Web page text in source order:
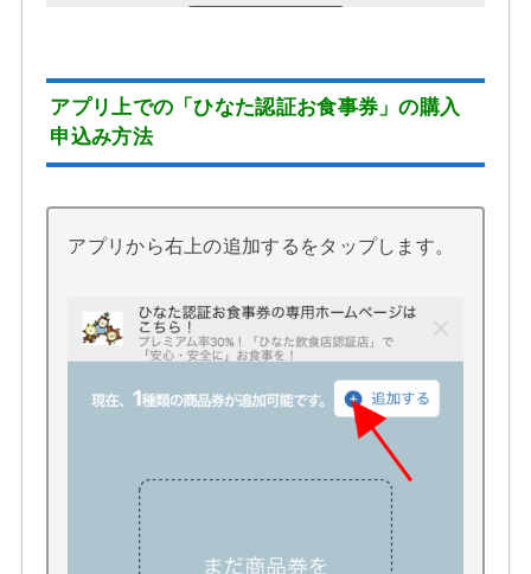
アプリ上での 「ひなた認証お食事券」の購入
申込み方法
アプリから右上の追加するをタップします。